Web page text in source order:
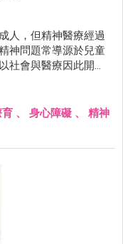
人，但精神醫療經過
神問題常導源於兒童
社會與醫療因此開始
育 、 身心障礙 、 精神